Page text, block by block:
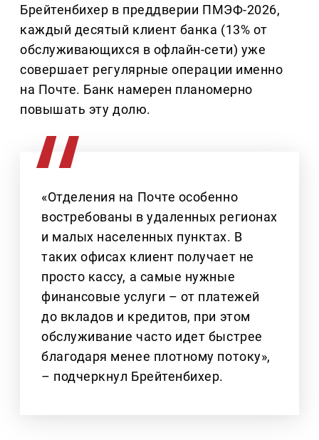
Брейтенбихер в преддверии ПМЭФ-2026,
каждый десятый клиент банка (13% от
обслуживающихся в офлайн-сети) уже
совершает регулярные операции именно
на Почте. Банк намерен планомерно
повышать эту долю.
«Отделения на Почте особенно
востребованы в удаленных регионах
и малых населенных пунктах. В
таких офисах клиент получает не
просто кассу, а самые нужные
финансовые услуги – от платежей
до вкладов и кредитов, при этом
обслуживание часто идет быстрее
благодаря менее плотному потоку»,
– подчеркнул Брейтенбихер.